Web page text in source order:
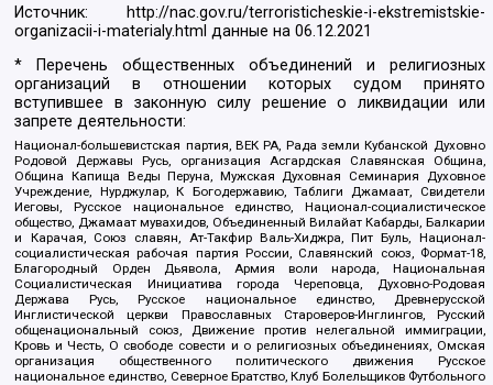
Источник:
http://nac.gov.ru/terroristicheskie-i-ekstremistskie-
organizacii-i-materialy.html данные на06.12.2021
* Перечень общественных объединений и религиозных
организаций в отношении которых судом принято
вступившее в законную силу решение о ликвидации или
запрете деятельности:
Национал-большевистская партия, ВЕК РА, Рада земли Кубанской Духовно
Родовой Державы Русь, организация Асгардская Славянская Община,
Община Капища Веды Перуна, Мужская Духовная Семинария Духовное
Учреждение, Нурджулар, К Богодержавию, Таблиги Джамаат, Свидетели
Иеговы, Русское национальное единство, Национал-социалистическое
общество, Джамаат мувахидов, Объединенный Вилайат Кабарды, Балкарии
и Карачая, Союз славян, Ат-Такфир Валь-Хиджра, Пит Буль, Национал-
социалистическая рабочая партия России, Славянский союз, Формат-18,
Благородный Орден Дьявола, Армия воли народа, Национальная
Социалистическая Инициатива города Череповца, Духовно-Родовая
Держава Русь, Русское национальное единство, Древнерусской
Инглистической церкви Православных Староверов-Инглингов, Русский
общенациональный союз, Движение против нелегальной иммиграции,
Кровь и Честь, О свободе совести и о религиозных объединениях, Омская
организация общественного политического движения Русское
национальное единство, Северное Братство, Клуб Болельщиков Футбольного